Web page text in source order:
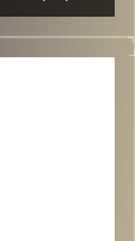
כולנו ראינו
נגמרת
במציאות זה
נדבר בכנות
להסתבך